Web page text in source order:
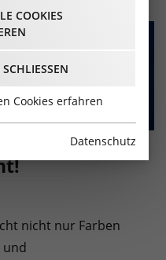
nicht nur Farben
und
COOKIES
Cookies erfahren
Datenschutz